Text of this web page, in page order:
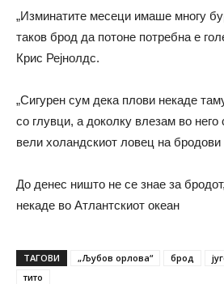
„Изминатите месеци имаше многу
таков брод да потоне потребна е
Крис Рејнолдс.
„Сигурен сум дека плови некаде
со глувци, а доколку влезам во него
вели холандскиот ловец на
До денес ништо не се знае за
некаде во Атлантскиот океан
ТАГОВИ „Љубов орлова“ брод
тито